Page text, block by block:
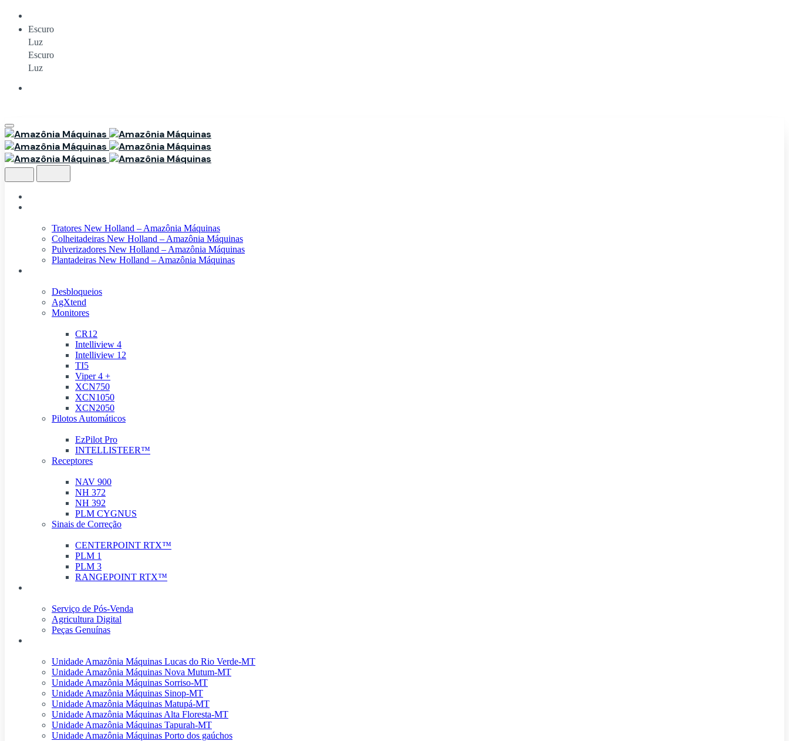
Escuro
Luz
Escuro
Luz
Tratores New Holland – Amazônia Máquinas
Colheitadeiras New Holland – Amazônia Máquinas
Pulverizadores New Holland – Amazônia Máquinas
Plantadeiras New Holland – Amazônia Máquinas
Desbloqueios
AgXtend
Monitores
CR12
Intelliview 4
Intelliview 12
TI5
Viper 4 +
XCN750
XCN1050
XCN2050
Pilotos Automáticos
EzPilot Pro
INTELLISTEER™
Receptores
NAV 900
NH 372
NH 392
PLM CYGNUS
Sinais de Correção
CENTERPOINT RTX™
PLM 1
PLM 3
RANGEPOINT RTX™
Serviço de Pós-Venda
Agricultura Digital
Peças Genuínas
Unidade Amazônia Máquinas Lucas do Rio Verde-MT
Unidade Amazônia Máquinas Nova Mutum-MT
Unidade Amazônia Máquinas Sorriso-MT
Unidade Amazônia Máquinas Sinop-MT
Unidade Amazônia Máquinas Matupá-MT
Unidade Amazônia Máquinas Alta Floresta-MT
Unidade Amazônia Máquinas Tapurah-MT
Unidade Amazônia Máquinas Porto dos gaúchos